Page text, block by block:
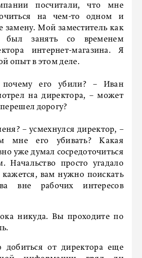
посчитали, что мне
на чем-то одном и
замену. Мой заместитель как
занять со временем
интернет-магазина. Я
опыт в этом деле.
его убили? – Иван
на директора, – может
дорогу?
– усмехнулся директор, –
мне его убивать? Какая
уже думал сосредоточиться
Начальство просто угадало
вам нужно поискать
вне рабочих интересов
никуда. Вы проходите по
добиться от директора еще